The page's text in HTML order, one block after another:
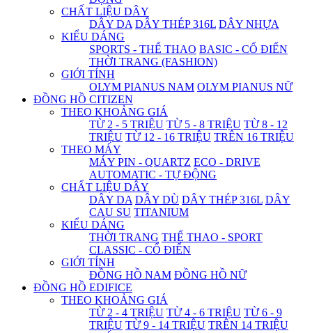
CHẤT LIỆU DÂY
DÂY DA DÂY THÉP 316L DÂY NHỰA
KIỂU DÁNG
SPORTS - THỂ THAO BASIC - CỔ ĐIỂN
THỜI TRANG (FASHION)
GIỚI TÍNH
OLYM PIANUS NAM OLYM PIANUS NỮ
ĐỒNG HỒ CITIZEN
THEO KHOẢNG GIÁ
TỪ 2 - 5 TRIỆU TỪ 5 - 8 TRIỆU TỪ 8 - 12
TRIỆU TỪ 12 - 16 TRIỆU TRÊN 16 TRIỆU
THEO MÁY
MÁY PIN - QUARTZ ECO - DRIVE
AUTOMATIC - TỰ ĐỘNG
CHẤT LIỆU DÂY
DÂY DA DÂY DÙ DÂY THÉP 316L DÂY
CAU SU TITANIUM
KIỂU DÁNG
THỜI TRANG THỂ THAO - SPORT
CLASSIC - CỔ ĐIỂN
GIỚI TÍNH
ĐỒNG HỒ NAM ĐỒNG HỒ NỮ
ĐỒNG HỒ EDIFICE
THEO KHOẢNG GIÁ
TỪ 2 - 4 TRIỆU TỪ 4 - 6 TRIỆU TỪ 6 - 9
TRIỆU TỪ 9 - 14 TRIỆU TRÊN 14 TRIỆU